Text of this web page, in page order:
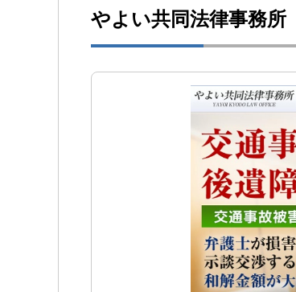
やよい共同法律事務所